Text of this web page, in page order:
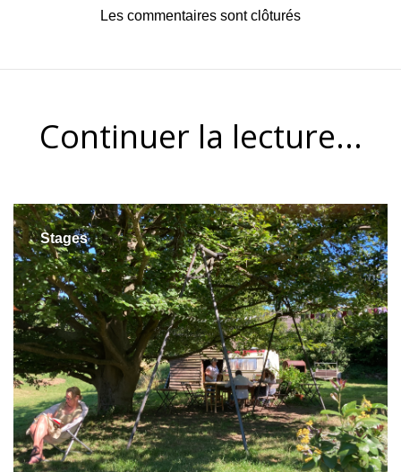
Les commentaires sont clôturés
Continuer la lecture...
Stages